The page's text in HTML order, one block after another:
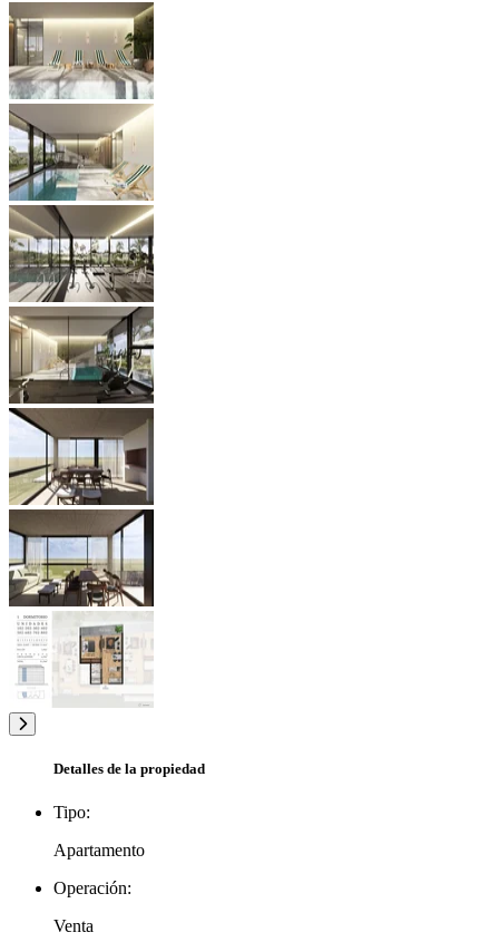
Detalles de la propiedad
Tipo:
Apartamento
Operación:
Venta